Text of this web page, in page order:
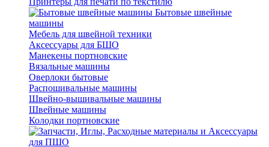
Бытовые швейные
машины
Мебель для швейной техники
Аксессуары для БШО
Манекены портновские
Вязальные машины
Оверлоки бытовые
Распошивальные машины
Швейно-вышивальные машины
Швейные машины
Колодки портновские